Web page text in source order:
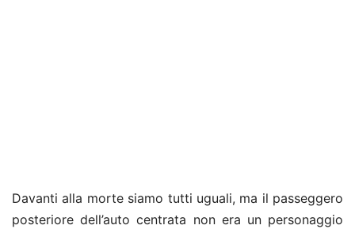
Davanti alla morte siamo tutti uguali, ma il passeggero
posteriore dell’auto centrata non era un personaggio